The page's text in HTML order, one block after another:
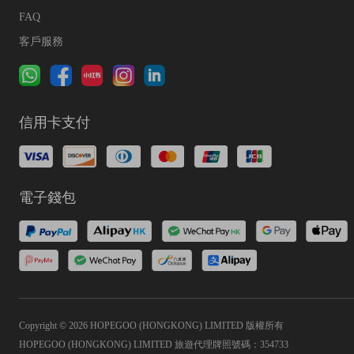
FAQ
客戶服務
信用卡支付
電子錢包
Copyright © 2026 HOPEGOO (HONGKONG) LIMITED 版權所有
HOPEGOO (HONGKONG) LIMITED 旅遊代理牌照號碼：354733